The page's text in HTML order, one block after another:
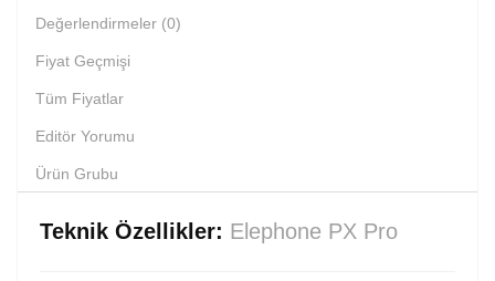
Değerlendirmeler (0)
Fiyat Geçmişi
Tüm Fiyatlar
Editör Yorumu
Ürün Grubu
Teknik Özellikler: Elephone PX Pro